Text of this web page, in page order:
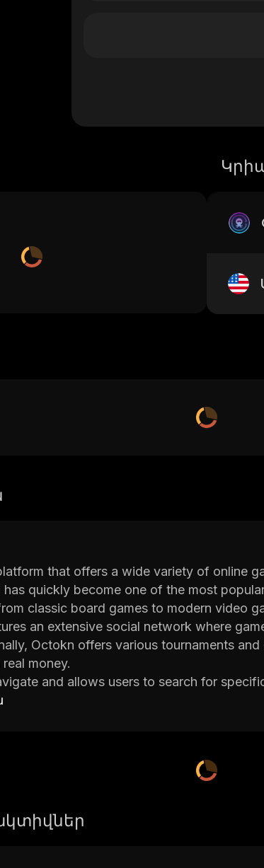
that offers a wide variety of online
quickly become one of the most
classic board games to modern video
an extensive social network where
Octokn offers various tournaments
money.
and allows users to search for
puzzles, and more. Players can also join
abide by these rules in order to
for a casual game night with friends or
Octokn has something for everyone.